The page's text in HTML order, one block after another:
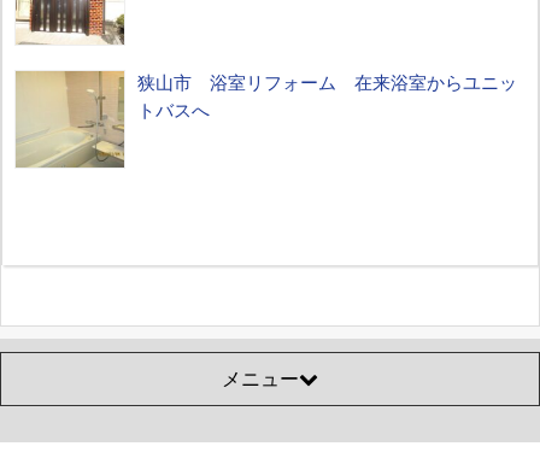
狭山市 浴室リフォーム 在来浴室からユニッ
トバスへ
メニュー